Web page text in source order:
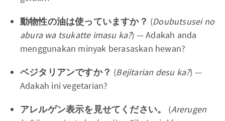
動物性の油は使っていますか？ (Doubutsusei no
abura wa tsukatte imasu ka?) — Adakah anda
menggunakan minyak berasaskan hewan?
ベジタリアンですか？ (Bejitarian desu ka?) —
Adakah ini vegetarian?
アレルゲン表示を見せてください。 (Arerugen